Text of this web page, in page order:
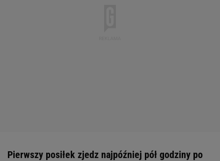
Pierwszy posiłek zjedz najpóźniej pół godziny po